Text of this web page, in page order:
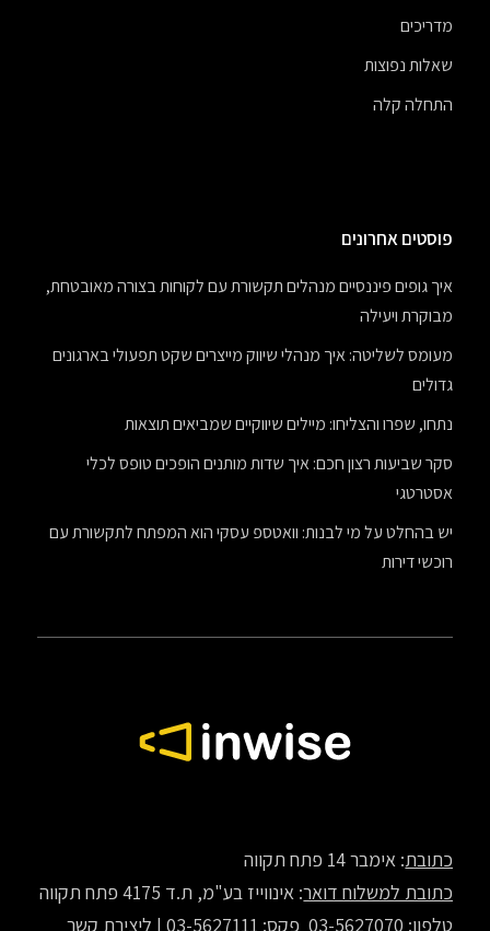
מדריכים
שאלות נפוצות
התחלה קלה
פוסטים אחרונים
איך גופים פיננסיים מנהלים תקשורת עם לקוחות בצורה מאובטחת,
מבוקרת ויעילה
מעומס לשליטה: איך מנהלי שיווק מייצרים שקט תפעולי בארגונים
גדולים
נתחו, שפרו והצליחו: מיילים שיווקיים שמביאים תוצאות
סקר שביעות רצון חכם: איך שדות מותנים הופכים טופס לכלי
אסטרטגי
יש בהחלט על מי לבנות: וואטספ עסקי הוא המפתח לתקשורת עם
רוכשי דירות
כתובת: אימבר 14 פתח תקווה
כתובת למשלוח דואר: אינווייז בע"מ, ת.ד 4175 פתח תקווה
טלפון: 03-5627070 פקס: 03-5627111 | ליצירת קשר